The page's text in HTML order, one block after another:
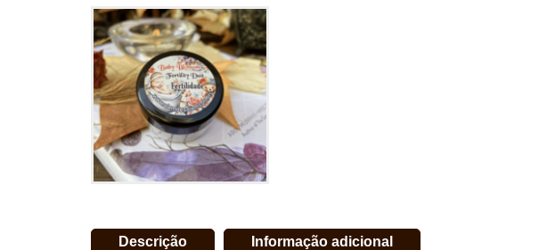
Descrição Informação adicional